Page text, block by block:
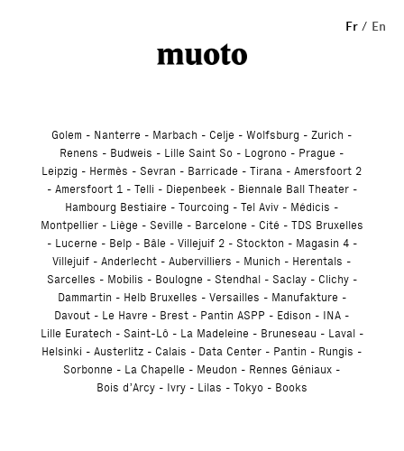
Fr En
Golem Nanterre Marbach Celje Wolfsburg
Zurich
Renens
Budweis Lille Saint So Logrono
Prague
Leipzig
Hermès Sevran Barricade Tirana
Amersfoort 2
Amersfoort 1
Telli Diepenbeek
Biennale Ball Theater
Hambourg Bestiaire
Tourcoing Tel Aviv
Médicis
Montpellier
Liège Seville Barcelone Cité
TDS Bruxelles
Lucerne
Belp Bâle Villejuif 2 Stockton
Magasin 4
Villejuif
Anderlecht Aubervilliers Munich
Herentals
Sarcelles
Mobilis Boulogne Stendhal Saclay
Clichy
Dammartin
Helb Bruxelles Versailles
Manufakture
Davout
Le Havre Brest Pantin ASPP Edison
INA
Lille Euratech
Saint-Lô La Madeleine Bruneseau
Laval
Helsinki
Austerlitz Calais Data Center Pantin
Rungis
Sorbonne
La Chapelle Meudon
Rennes Géniaux
Bois d’Arcy
Ivry Lilas Tokyo Books